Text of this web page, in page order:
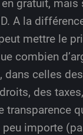
gratuit, mais
A la
mettre le
combien
dans celles
des
transparence
importe